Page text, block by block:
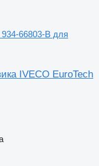
934-66803-B для
IVECO EuroTech